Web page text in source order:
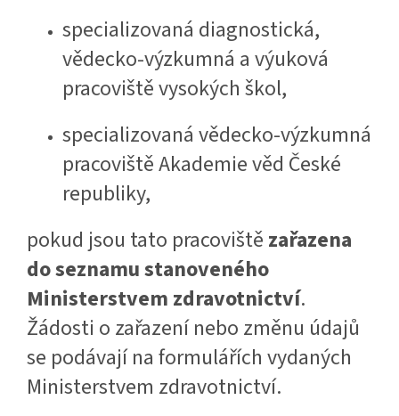
specializovaná diagnostická,
vědecko-výzkumná a výuková
pracoviště vysokých škol,
specializovaná vědecko-výzkumná
pracoviště Akademie věd České
republiky,
pokud jsou tato pracoviště zařazena
do seznamu stanoveného
Ministerstvem zdravotnictví.
Žádosti o zařazení nebo změnu údajů
se podávají na formulářích vydaných
Ministerstvem zdravotnictví.